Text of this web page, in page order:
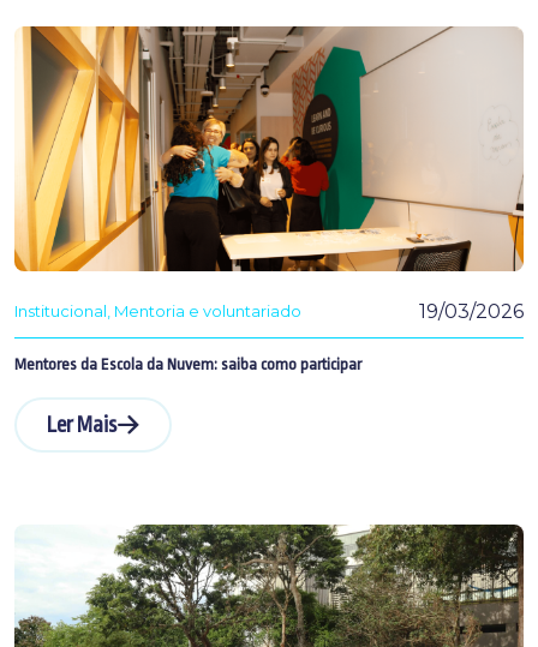
Institucional Mentoria e voluntariado 19/03/2026
Mentores da Escola da Nuvem: saiba como participar
Ler Mais